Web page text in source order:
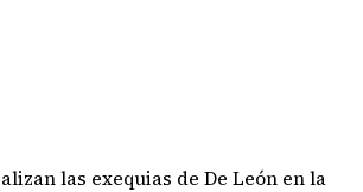
las exequias de De León en la